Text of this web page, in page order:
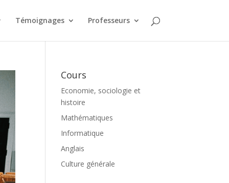
Témoignages Professeurs
Cours
Economie, sociologie et
histoire
Mathématiques
Informatique
Anglais
Culture générale